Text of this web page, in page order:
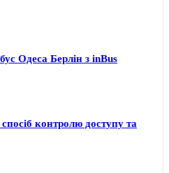
Одеса Берлін з inBus
контролю доступу та